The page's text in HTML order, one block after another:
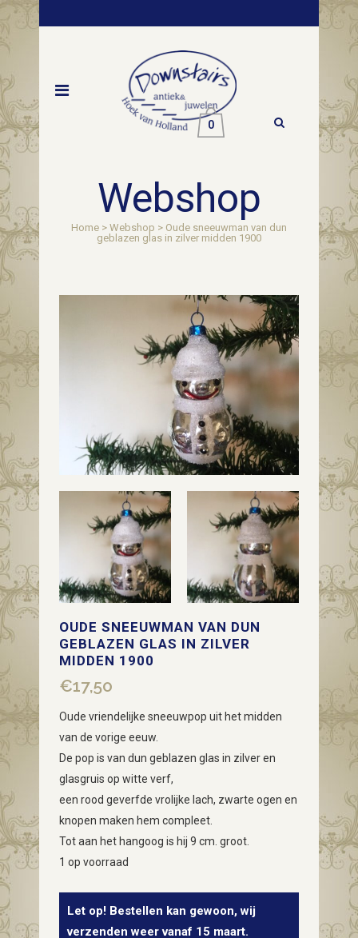
0
Webshop
Home > Webshop > Oude sneeuwman van dun
geblazen glas in zilver midden 1900
OUDE SNEEUWMAN VAN DUN
GEBLAZEN GLAS IN ZILVER
MIDDEN 1900
€17,50
Oude vriendelijke sneeuwpop uit het midden
van de vorige eeuw.
De pop is van dun geblazen glas in zilver en
glasgruis op witte verf,
een rood geverfde vrolijke lach, zwarte ogen en
knopen maken hem compleet.
Tot aan het hangoog is hij 9 cm. groot.
1 op voorraad
Let op! Bestellen kan gewoon, wij
verzenden weer vanaf 15 maart.